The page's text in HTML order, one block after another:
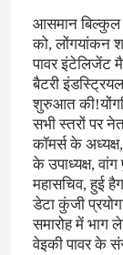
आसमान बिल्कुल
को, लोंगयांकन
पावर इंटेलिजेंट
बैटरी
शुरुआत
सभी स्तरों पर
कॉमर्स के
के उपाध्यक्ष,
महासचिव, हुई
डेटा कुंजी
समारोह में भाग
वेइकी पावर के